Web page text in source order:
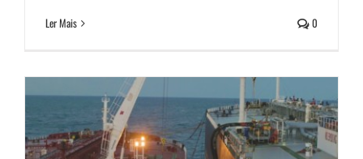
Ler Mais 0